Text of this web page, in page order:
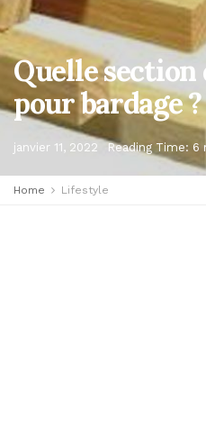
Quelle section
pour bardage ?
janvier 11, 2022 Reading Time: 6
Home Lifestyle